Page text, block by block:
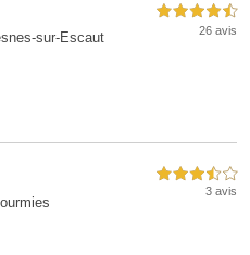
sur-Escaut
4,5 étoiles sur 5
26 avis
3,5 étoiles sur 5
3 avis